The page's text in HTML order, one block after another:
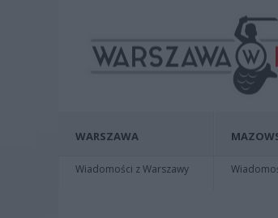
WARSZAWA
Wiadomości z Warszawy